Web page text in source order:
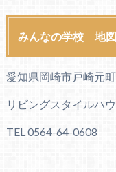
みんなの学校 地図
愛知県岡崎市戸崎元町
リビングスタイルハ
TEL 0564-64-0608